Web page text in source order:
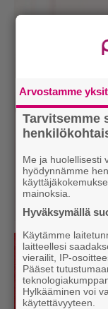
Arvostamme
Tarvitsemme
Me ja huolellisesti
hyödynnämme
mainoksia.
Hyväksymällä
Käytämme
laitteellesi
vierailit, IP-
Pääset
Hylkääminen voi
käytettävyyteen.